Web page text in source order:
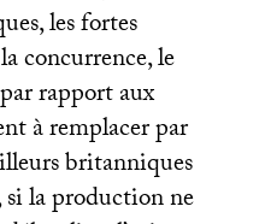
les fortes
concurrence, le
rapport aux
à remplacer par
britanniques
la production ne